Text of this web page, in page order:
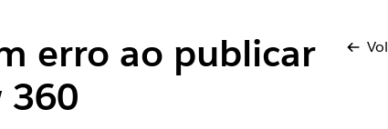
erro ao publicar
360